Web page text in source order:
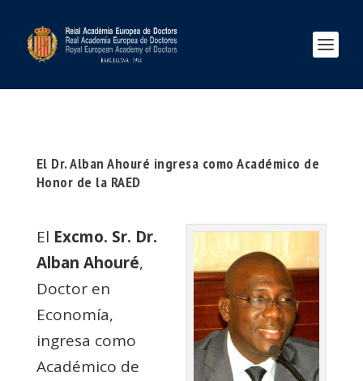
El Dr. Alban Ahouré ingresa como Académico de
Honor de la RAED
El Excmo. Sr. Dr.
Alban Ahouré,
Doctor en
Economía,
ingresa como
Académico de